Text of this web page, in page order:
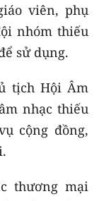
viên, phụ
nhóm thiếu
sử dụng.
tịch Hội Âm
nhạc thiếu
cộng đồng,
thương mại